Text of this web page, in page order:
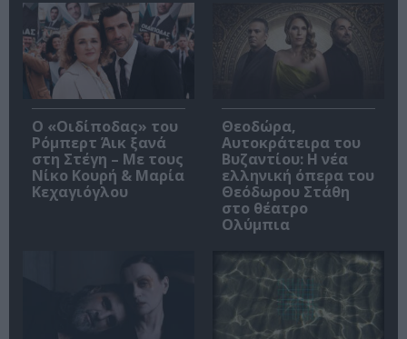
O «Οιδίποδας» του
Ρόμπερτ Άικ ξανά
στη Στέγη – Με τους
Νίκο Κουρή & Μαρία
Κεχαγιόγλου
Θεοδώρα,
Αυτοκράτειρα του
Βυζαντίου: Η νέα
ελληνική όπερα του
Θεόδωρου Στάθη
στο θέατρο
Ολύμπια